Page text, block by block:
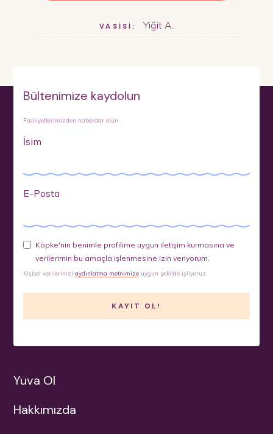
VASİSİ: Yiğit A.
Bültenimize kaydolun
Faaliyetlerimizden haberdar olun
İsim
E-Posta
Köpke'nin benimle profilime uygun iletişim kurmasına ve
verilerimin bu amaçla işlenmesine izin veriyorum.
Kişisel verileriniziaydınlatma metnimize uygun şekilde işliyoruz.
Yuva Ol
Hakkımızda